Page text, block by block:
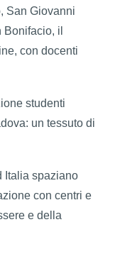
San Giovanni
il
con docenti
studenti
un tessuto di
Italia spaziano
con centri e
e della